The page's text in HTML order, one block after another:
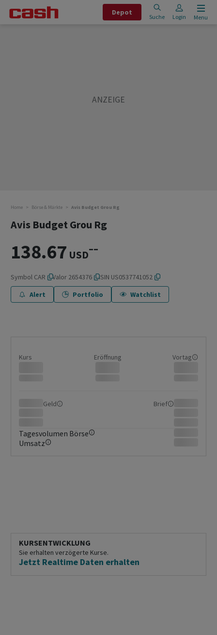
Depot
Suche Login Menu
Home Börse & Märkte Avis Budget Grou Rg
Avis Budget Grou Rg
138.67 USD––
Symbol CAR Valor 2654376 ISIN US0537741052
Alert
Portfolio Watchlist
Kurs Eröffnung Vortag
Geld Brief
Tagesvolumen Börse
Umsatz
KURSENTWICKLUNG
Sie erhalten verzögerte Kurse.
Jetzt Realtime Daten erhalten